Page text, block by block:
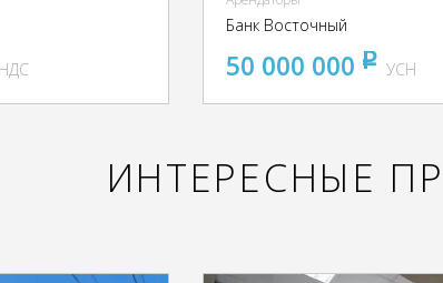
Банк Восточный
50 000 000 pуб
УСН
ИНТЕРЕСНЫЕ